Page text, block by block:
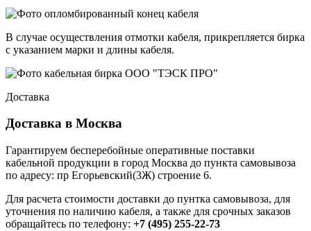
В случае осуществления отмотки кабеля, прикрепляется бирка
с указанием марки и длины кабеля.
Доставка
Доставка в Москва
Гарантируем бесперебойные оперативные поставки
кабельной продукции в город Москва до пункта самовывоза
по адресу: пр Егорьевский(3Ж) строение 6.
Для расчета стоимости доставки до пунтка самовывоза, для
уточнения по наличию кабеля, а также для срочных заказов
обращайтесь по телефону: +7 (495) 255-22-73